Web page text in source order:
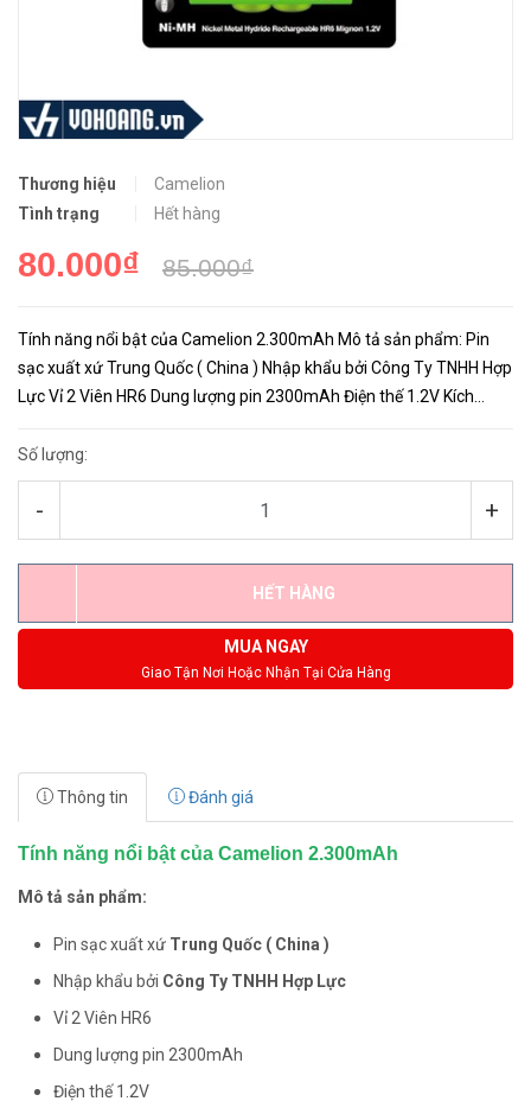
Thương hiệu
Camelion
Tình trạng
Hết hàng
80.000₫ 85.000₫
Tính năng nổi bật của Camelion 2.300mAh Mô tả sản phẩm: Pin
sạc xuất xứ Trung Quốc ( China ) Nhập khẩu bởi Công Ty TNHH Hợp
Lực Vỉ 2 Viên HR6 Dung lượng pin 2300mAh Điện thế 1.2V Kích
Số lượng:
- +
HẾT HÀNG
MUA NGAY
Giao Tận Nơi Hoặc Nhận Tại Cửa Hàng
Thông tin Đánh giá
Tính năng nổi bật của Camelion 2.300mAh
Mô tả sản phẩm:
Pin sạc xuất xứ Trung Quốc ( China )
Nhập khẩu bởi Công Ty TNHH Hợp Lực
Vỉ 2 Viên HR6
Dung lượng pin 2300mAh
Điện thế 1.2V